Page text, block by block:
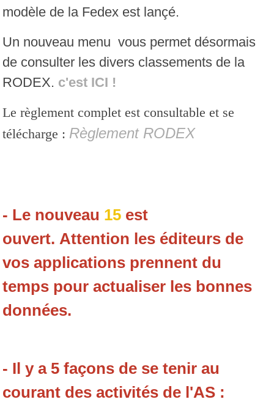
modèle de la Fedex est lançé.
Un nouveau menu vous permet désormais
de consulter les divers classements de la
RODEX. c'est ICI !
Le règlement complet est consultable et se
télécharge : Règlement RODEX
- Le nouveau 15 est
ouvert. Attention les éditeurs de
vos applications prennent du
temps pour actualiser les bonnes
données.
- Il y a 5 façons de se tenir au
courant des activités de l'AS :